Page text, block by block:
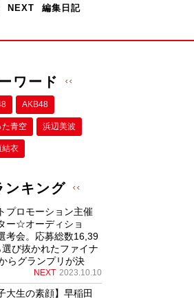
NEXT 編集日記
ワード
AKB48
た⻘空 浜辺美波
結衣
ンキング
プロモーション主催
ー☆オーディショ
考会。応募総数16,39
び抜かれたファイナ
らグランプリが決
NEXT 2023.10.10
大生の素顔】早稲田